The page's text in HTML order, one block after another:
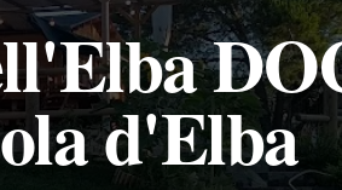
d'Elba